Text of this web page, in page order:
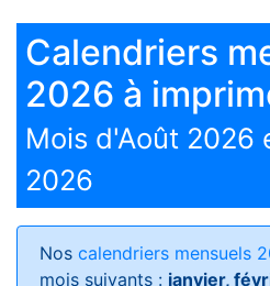
Calendriers
2026 à
Mois d'Août 2026
2026
Nos calendriers mensuels
mois suivants : janvier,